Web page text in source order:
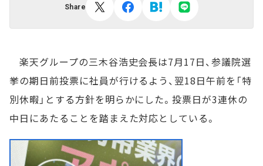
Share
楽天グループの三木谷浩史会長は7月17日、参議院選
挙の期日前投票に社員が行けるよう、翌18日午前を「特
別休暇」とする方針を明らかにした。投票日が3連休の
中日にあたることを踏まえた対応としている。